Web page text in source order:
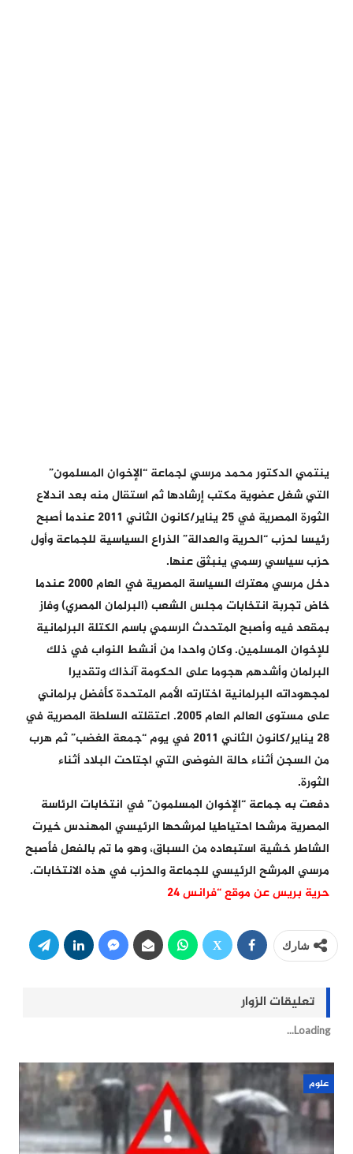
ينتمي الدكتور محمد مرسي لجماعة “الإخوان المسلمون”
التي شغل عضوية مكتب إرشادها ثم استقال منه بعد اندلاع
الثورة المصرية في 25 يناير/كانون الثاني 2011 عندما أصبح
رئيسا لحزب “الحرية والعدالة” الذراع السياسية للجماعة وأول
حزب سياسي رسمي ينبثق عنها.
دخل مرسي معترك السياسة المصرية في العام 2000 عندما
خاض تجربة انتخابات مجلس الشعب (البرلمان المصري) وفاز
بمقعد فيه وأصبح المتحدث الرسمي باسم الكتلة البرلمانية
للإخوان المسلمين. وكان واحدا من أنشط النواب في ذلك
البرلمان وأشدهم هجوما على الحكومة آنذاك وتقديرا
لمجهوداته البرلمانية اختارته الأمم المتحدة كأفضل برلماني
على مستوى العالم العام 2005. اعتقلته السلطة المصرية في
28 يناير/كانون الثاني 2011 في يوم “جمعة الغضب” ثم هرب
من السجن أثناء حالة الفوضى التي اجتاحت البلاد أثناء
الثورة.
دفعت به جماعة “الإخوان المسلمون” في انتخابات الرئاسة
المصرية مرشحا احتياطيا لمرشحها الرئيسي المهندس خيرت
الشاطر خشية استبعاده من السباق، وهو ما تم بالفعل فأصبح
مرسي المرشح الرئيسي للجماعة والحزب في هذه الانتخابات.
حرية بريس عن موقع “فرانس 24
شارك
تعليقات الزوار
Loading...
علوم